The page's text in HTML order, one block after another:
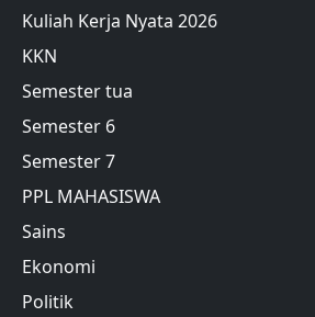
Kuliah Kerja Nyata 2026
KKN
Semester tua
Semester 6
Semester 7
PPL MAHASISWA
Sains
Ekonomi
Politik